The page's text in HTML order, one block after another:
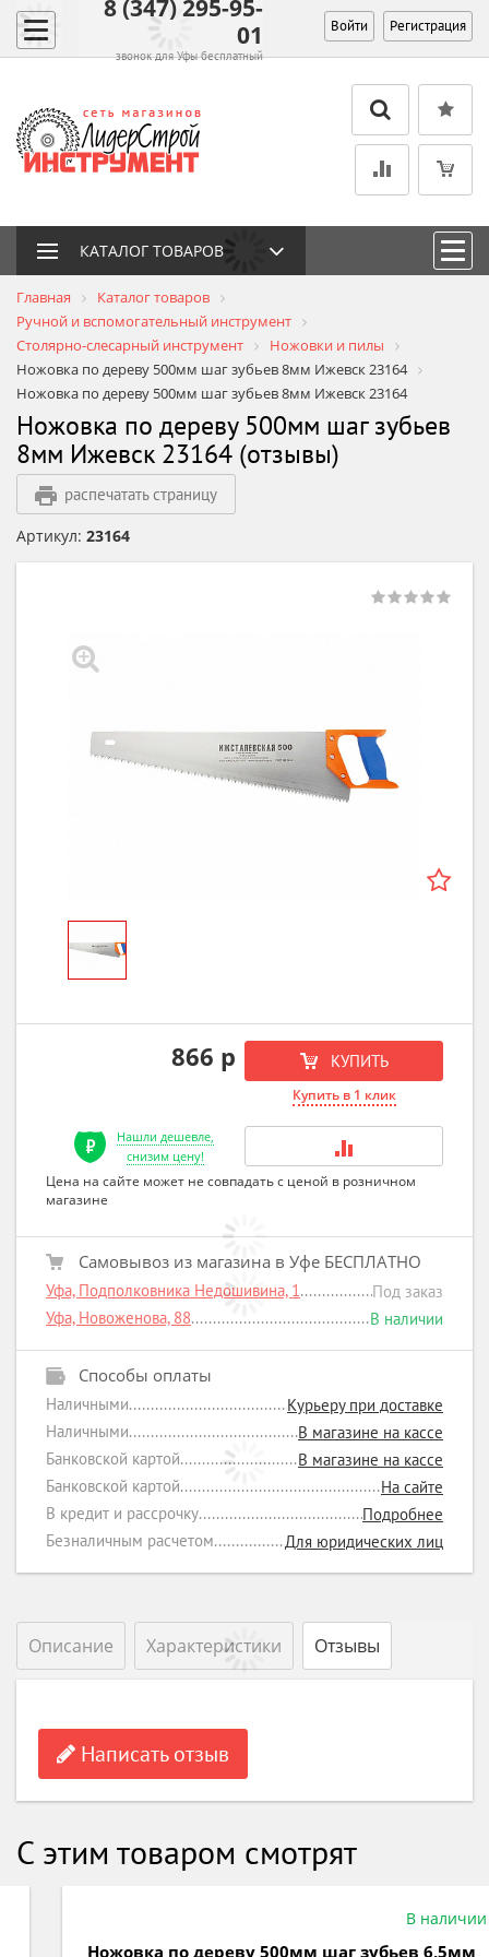
8 (347) 295-95-
01
звонок для Уфы бесплатный
Войти Регистрация
КАТАЛОГ ТОВАРОВ
Главная
Каталог товаров
Ручной и вспомогательный инструмент
Столярно-слесарный инструмент
Ножовки и пилы
Ножовка по дереву 500мм шаг зубьев 8мм Ижевск 23164
Ножовка по дереву 500мм шаг зубьев 8мм Ижевск 23164
Ножовка по дереву 500мм шаг зубьев
8мм Ижевск 23164 (отзывы)
распечатать страницу
Артикул: 23164
866 р КУПИТЬ
Купить в 1 клик
Нашли дешевле,
снизим цену!
Цена на сайте может не совпадать с ценой в розничном
магазине
Самовывоз из магазина в Уфе БЕСПЛАТНО
Уфа, Подполковника Недошивина, 1
Под заказ
Уфа, Новоженова, 88
В наличии
Способы оплаты
Наличными
Курьеру при доставке
Наличными
В магазине на кассе
Банковской картой
В магазине на кассе
Банковской картой
На сайте
В кредит и рассрочку
Подробнее
Безналичным расчетом
Для юридических лиц
Описание Характеристики Отзывы
Написать отзыв
С этим товаром смотрят
В наличии
Ножовка по дереву 500мм шаг зубьев 6,5мм